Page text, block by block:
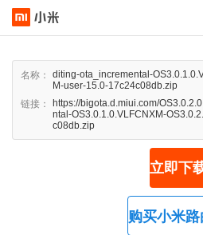
名称：
diting-ota_incremental-
M-user-15.0-17c24c08db.zip
链接：
https://bigota.d.miui.com/
ntal-OS3.0.1.0.VLFCNXM-
c08db.zip
立即下
购买小米